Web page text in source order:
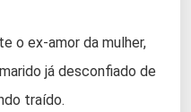
o ex-amor da mulher,
já desconfiado de
traído.